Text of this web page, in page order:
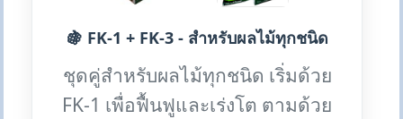
🍇 FK-1 + FK-3 - สำหรับผลไม้ทุกชนิด
ชุดคู่สำหรับผลไม้ทุกชนิด เริ่มด้วย
FK-1 เพื่อฟื้นฟูและเร่งโต ตามด้วย